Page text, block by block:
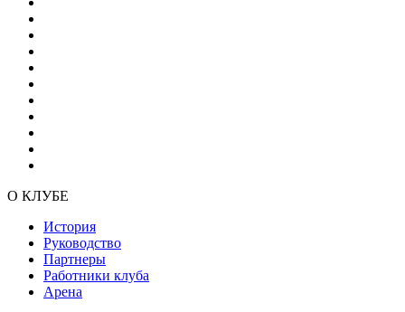
О КЛУБЕ
История
Руководство
Партнеры
Работники клуба
Арена